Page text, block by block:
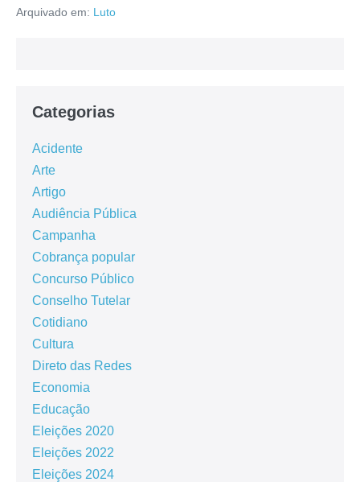
Arquivado em: Luto
Categorias
Acidente
Arte
Artigo
Audiência Pública
Campanha
Cobrança popular
Concurso Público
Conselho Tutelar
Cotidiano
Cultura
Direto das Redes
Economia
Educação
Eleições 2020
Eleições 2022
Eleições 2024